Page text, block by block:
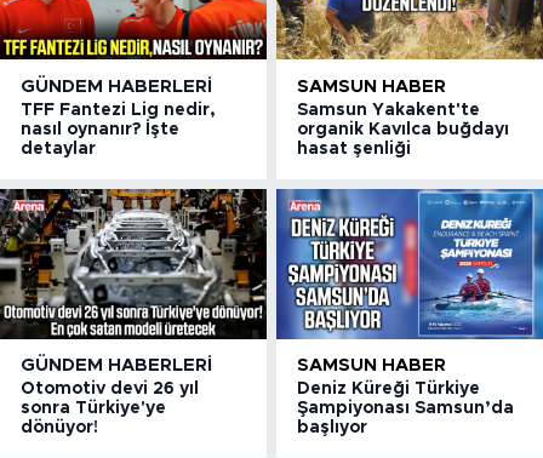
GÜNDEM HABERLERI
TFF Fantezi Lig nedir,
nasıl oynanır? İşte
detaylar
SAMSUN HABER
Samsun Yakakent'te
organik Kavılca buğdayı
hasat şenliği
GÜNDEM HABERLERI
Otomotiv devi 26 yıl
sonra Türkiye'ye
dönüyor!
SAMSUN HABER
Deniz Küreği Türkiye
Şampiyonası Samsun’da
başlıyor